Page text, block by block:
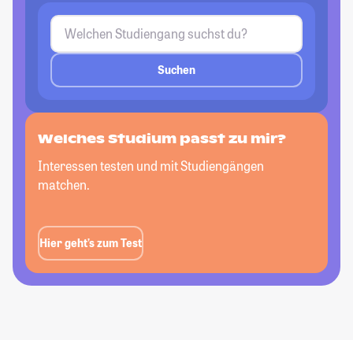
Suchen
Welches Studium passt zu mir?
Interessen testen und mit Studiengängen
matchen.
Hier geht’s zum Test